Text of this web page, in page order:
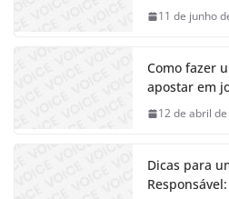
11 de junho
Como fazer
apostar em
12 de abril
Dicas para